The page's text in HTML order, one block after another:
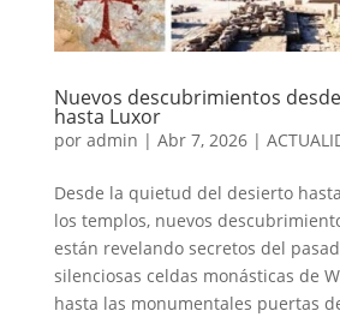
Nuevos descubrimientos
hasta Luxor
por admin | Abr 7, 2026|
Desde la quietud del desierto
los templos, nuevos
están revelando secretos del
silenciosas celdas monásticas de
hasta las monumentales puertas